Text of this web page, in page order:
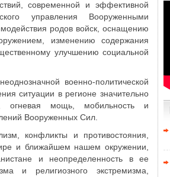
современной и эффективной
управления Вооруженными
родов войск, оснащению
изменению содержания
улучшению социальной
военно-политической
ситуации в регионе значительно
огневая мощь, мобильность и
Вооруженных Сил.
конфликты и противостояния,
и ближайшем нашем окружении,
и неопределенность в ее
и религиозного экстремизма,